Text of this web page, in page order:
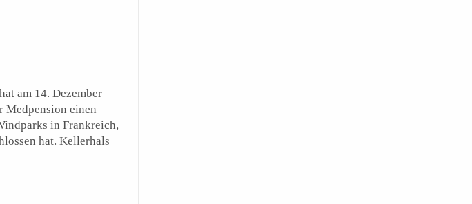
am 14. Dezember
Medpension einen
in Frankreich,
hat. Kellerhals